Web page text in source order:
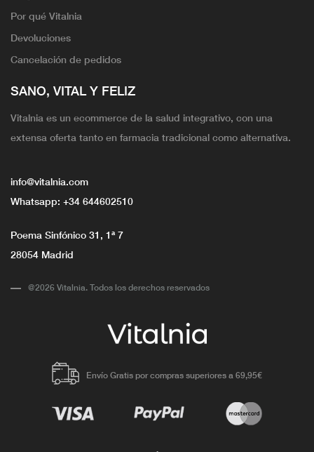
Por qué Vitalnia
Devoluciones
Cancelación de pedidos
SANO, VITAL Y FELIZ
Vitalnia es un ecommerce de la salud integrativo, con una
extensa oferta tanto en farmacia tradicional como alternativa.
info@vitalnia.com
Whatsapp: +34 644602510
Poema Sinfónico 31, 1ª 7
28054 Madrid
@2026 Vitalnia. Todos los derechos reservados
Envío Gratis por compras superiores a 69,95€